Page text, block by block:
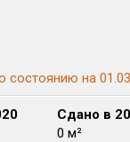
состоянию на
Сдано в
0 м²